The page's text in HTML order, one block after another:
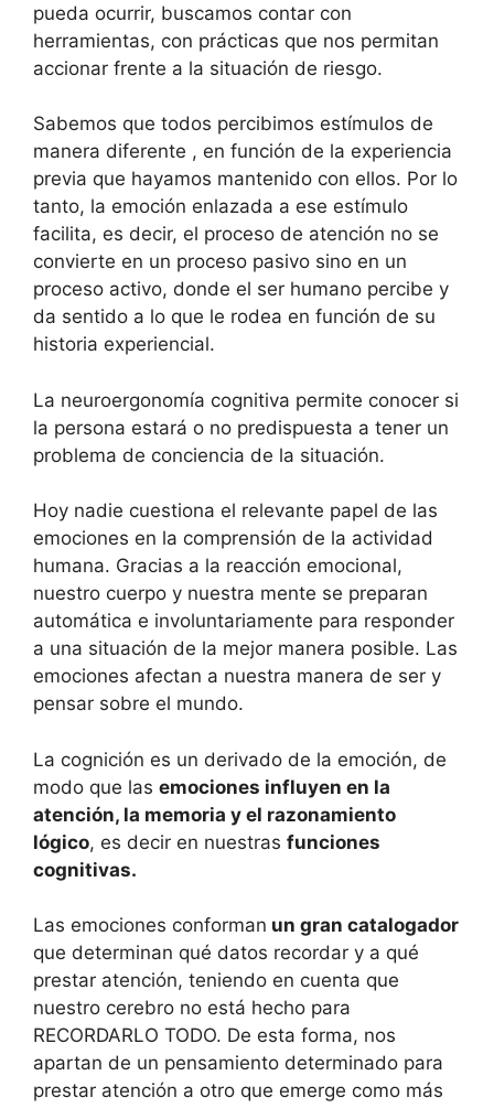
pueda ocurrir, buscamos contar con
herramientas, con prácticas que nos permitan
accionar frente a la situación de riesgo.
Sabemos que todos percibimos estímulos de
manera diferente , en función de la experiencia
previa que hayamos mantenido con ellos. Por lo
tanto, la emoción enlazada a ese estímulo
facilita, es decir, el proceso de atención no se
convierte en un proceso pasivo sino en un
proceso activo, donde el ser humano percibe y
da sentido a lo que le rodea en función de su
historia experiencial.
La neuroergonomía cognitiva permite conocer si
la persona estará o no predispuesta a tener un
problema de conciencia de la situación.
Hoy nadie cuestiona el relevante papel de las
emociones en la comprensión de la actividad
humana. Gracias a la reacción emocional,
nuestro cuerpo y nuestra mente se preparan
automática e involuntariamente para responder
a una situación de la mejor manera posible. Las
emociones afectan a nuestra manera de ser y
pensar sobre el mundo.
La cognición es un derivado de la emoción, de
modo que las emociones influyen en la
atención, la memoria y el razonamiento
lógico, es decir en nuestras funciones
cognitivas.
Las emociones conforman un gran catalogador
que determinan qué datos recordar y a qué
prestar atención, teniendo en cuenta que
nuestro cerebro no está hecho para
RECORDARLO TODO. De esta forma, nos
apartan de un pensamiento determinado para
prestar atención a otro que emerge como más